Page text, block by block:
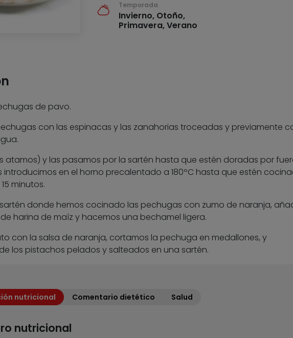
Temporada
Invierno, Otoño,
Primavera, Verano
de pavo.
con las espinacas y las zanahorias troceadas y previamente
atamos) y las pasamos por la sartén hasta que estén doradas por
introducimos en el horno precalentado a 180ºC hasta que estén
minutos.
donde hemos cocinado las pechugas con zumo de naranja,
harina de maíz y hacemos una bechamel ligera.
con la salsa de naranja, cortamos la pechuga en medallones, y
los pistachos pelados y salteados en una sartén.
nutricional Comentario dietético Salud
nutricional